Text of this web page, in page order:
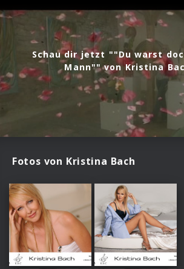
Schau dir jetzt ""Du warst
Mann"" von Kristina
Fotos von Kristina Bach